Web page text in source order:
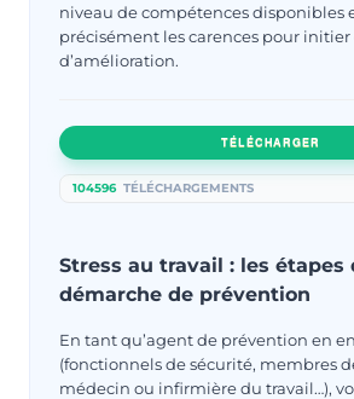
niveau de compétences disponibles
précisément les carences pour initier
d’amélioration.
TÉLÉCHARGER
104596 TÉLÉCHARGEMENTS
Stress au travail : les étapes
démarche de prévention
En tant qu’agent de prévention en
(fonctionnels de sécurité, membres
médecin ou infirmière du travail…),